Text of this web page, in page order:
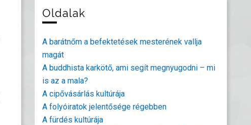
Oldalak
A barátnőm a befektetések mesterének vallja
magát
A buddhista karkötő, ami segít megnyugodni – mi
is az a mala?
A cipővásárlás kultúrája
A folyóiratok jelentősége régebben
A fürdés kultúrája